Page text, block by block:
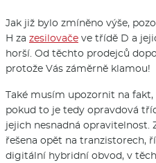
Jak již bylo zmíněno výše,
H za zesilovače ve třídě D a
horší. Od těchto prodejců
protože Vás záměrně klamou!
Také musím upozornit na
pokud to je tedy opravdová
jejich nesnadná opravitelnost.
řešena opět na tranzistorech,
digitální hybridní obvod, v